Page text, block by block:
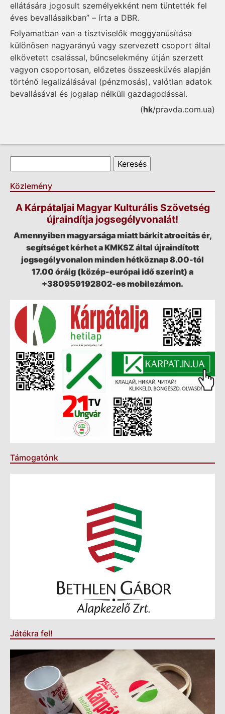
ellátására jogosult személyekként nem tüntették fel
éves bevallásaikban” – írta a DBR.
Folyamatban van a tisztviselők meggyanúsítása
különösen nagyarányú vagy szervezett csoport által
elkövetett csalással, bűncselekmény útján szerzett
vagyon csoportosan, előzetes összeesküvés alapján
történő legalizálásával (pénzmosás), valótlan adatok
bevallásával és jogalap nélküli gazdagodással.
(hk/pravda.com.ua)
Keresés űrlap
Keresés
Közlemény
A Kárpátaljai Magyar Kulturális Szövetség
újraindítja jogsegélyvonalát!
Amennyiben magyarsága miatt bárkit atrocitás ér,
segítséget kérhet a KMKSZ által újraindított
jogsegélyvonalon minden hétköznap 8.00-tól
17.00 óráig (közép-európai idő szerint) a
+380959192802-es mobilszámon.
Támogatónk
Játékra fel!